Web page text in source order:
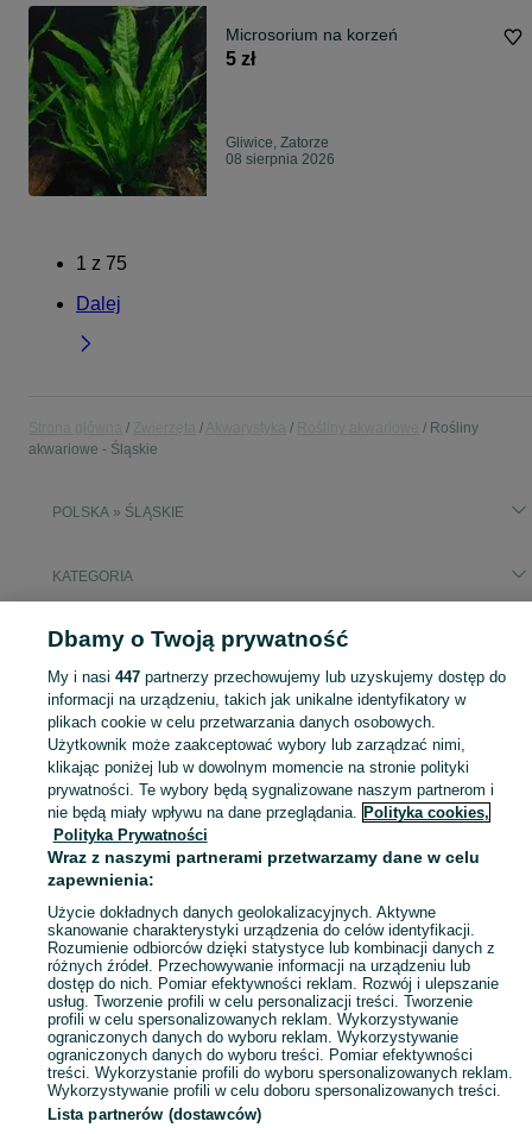
Microsorium na korzeń
5 zł
Gliwice, Zatorze
08 sierpnia 2026
1 z 75
Dalej
Rośliny
akwariowe - Śląskie
POLSKA » ŚLĄSKIE
KATEGORIA
Popularne wyszukiwania
Sprzedaż żywych roślin w akwarium Śląskie ▶️ Mchy, anubiasy, kryptokoryny, sadzonki ✅ Szeroki wybór w świetnych cenach ☝ Sprawdź oferty na OLX.pl!
Mapa kategorii
Mapa miejscowości
Mapa ministron
Popularne wyszukiwania
Dbamy o Twoją prywatność
My i nasi 447partnerzy przechowujemy lub uzyskujemy dostęp do
informacji na urządzeniu, takich jak unikalne identyfikatory w
plikach cookie w celu przetwarzania danych osobowych.
Użytkownik może zaakceptować wybory lub zarządzać nimi,
klikając poniżej lub w dowolnym momencie na stronie polityki
prywatności. Te wybory będą sygnalizowane naszym partnerom i
nie będą miały wpływu na dane przeglądania. Polityka cookies,
Polityka Prywatności
Wraz z naszymi partnerami przetwarzamy dane w celu
zapewnienia:
Użycie dokładnych danych geolokalizacyjnych. Aktywne
skanowanie charakterystyki urządzenia do celów identyfikacji.
Rozumienie odbiorców dzięki statystyce lub kombinacji danych z
różnych źródeł. Przechowywanie informacji na urządzeniu lub
dostęp do nich. Pomiar efektywności reklam. Rozwój i ulepszanie
usług. Tworzenie profili w celu personalizacji treści. Tworzenie
profili w celu spersonalizowanych reklam. Wykorzystywanie
ograniczonych danych do wyboru reklam. Wykorzystywanie
ograniczonych danych do wyboru treści. Pomiar efektywności
treści. Wykorzystanie profili do wyboru spersonalizowanych reklam.
Wykorzystywanie profili w celu doboru spersonalizowanych treści.
Lista partnerów (dostawców)